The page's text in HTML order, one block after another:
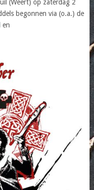
(Weert) op zaterdag 2
begonnen via (o.a.) de
en